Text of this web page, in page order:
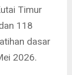
Timur
118
dasar
2026.